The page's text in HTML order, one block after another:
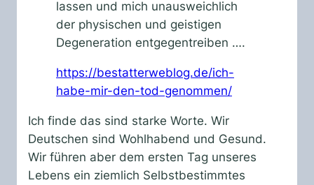
lassen und mich unausweichlich
der physischen und geistigen
Degeneration entgegentreiben ….
https://bestatterweblog.de/ich-
habe-mir-den-tod-genommen/
Ich finde das sind starke Worte. Wir
Deutschen sind Wohlhabend und Gesund.
Wir führen aber dem ersten Tag unseres
Lebens ein ziemlich Selbstbestimmtes